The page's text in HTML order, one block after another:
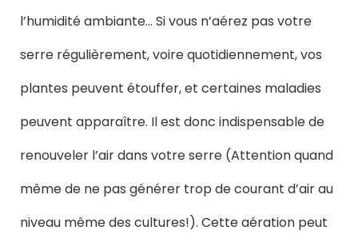
l’humidité ambiante… Si vous n’aérez pas votre
serre régulièrement, voire quotidiennement, vos
plantes peuvent étouffer, et certaines maladies
peuvent apparaître. Il est donc indispensable de
renouveler l’air dans votre serre (Attention quand
même de ne pas générer trop de courant d’air au
niveau même des cultures!). Cette aération peut